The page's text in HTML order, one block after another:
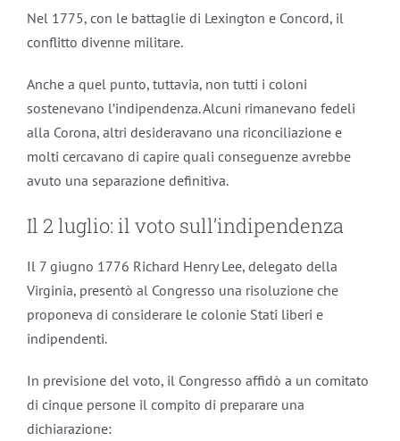
Nel 1775, con le battaglie di Lexington e Concord, il
conflitto divenne militare.
Anche a quel punto, tuttavia, non tutti i coloni
sostenevano l’indipendenza. Alcuni rimanevano fedeli
alla Corona, altri desideravano una riconciliazione e
molti cercavano di capire quali conseguenze avrebbe
avuto una separazione definitiva.
Il 2 luglio: il voto sull’indipendenza
Il 7 giugno 1776 Richard Henry Lee, delegato della
Virginia, presentò al Congresso una risoluzione che
proponeva di considerare le colonie Stati liberi e
indipendenti.
In previsione del voto, il Congresso affidò a un comitato
di cinque persone il compito di preparare una
dichiarazione: